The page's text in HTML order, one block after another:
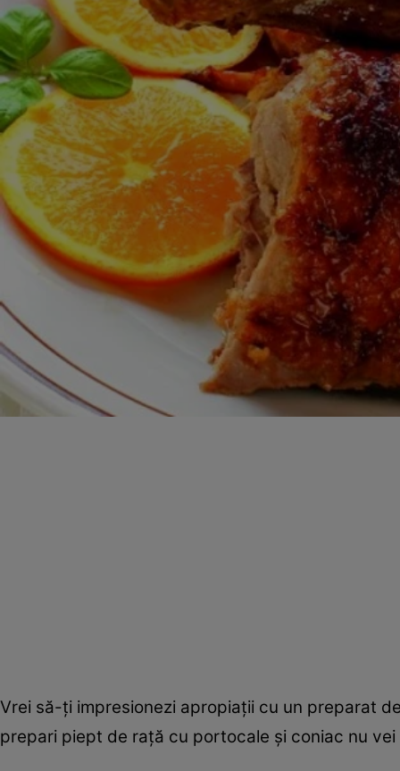
Vrei să-ţi impresionezi apropiaţii cu un preparat
prepari piept de raţă cu portocale şi coniac nu vei